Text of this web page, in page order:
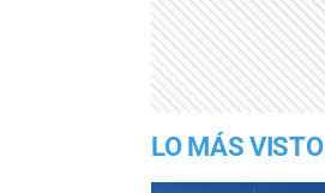
LO MÁS VISTO